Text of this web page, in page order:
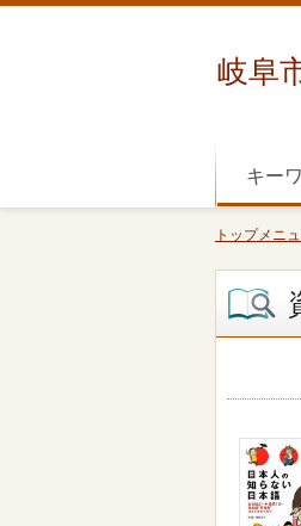
岐阜
キー
トップメニ